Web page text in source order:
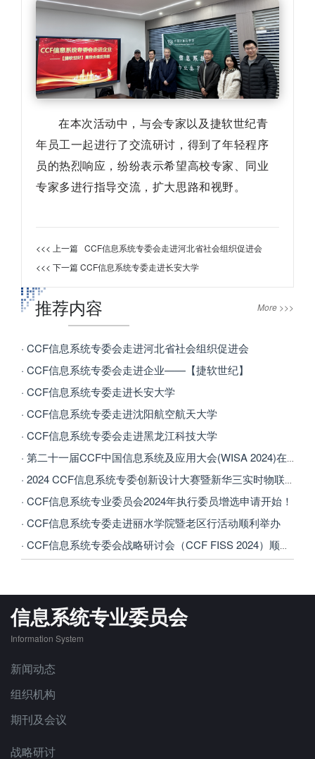
在本次活动中，与会专家以及捷软世纪青
年员工一起进行了交流研讨，得到了年轻程序
员的热烈响应，纷纷表示希望高校专家、同业
专家多进行指导交流，扩大思路和视野。
<<< 上一篇 CCF信息系统专委会走进河北省社会组织促进会
<<< 下一篇CCF信息系统专委走进长安大学
推荐内容 More >>>
· CCF信息系统专委会走进河北省社会组织促进会
· CCF信息系统专委会走进企业——【捷软世纪】
· CCF信息系统专委走进长安大学
· CCF信息系统专委走进沈阳航空航天大学
· CCF信息系统专委会走进黑龙江科技大学
· 第二十一届CCF中国信息系统及应用大会(WISA 2024)在银川成功举办
· 2024 CCF信息系统专委创新设计大赛暨新华三实时物联网攻击检测算法竞赛
· CCF信息系统专业委员会2024年执行委员增选申请开始！
· CCF信息系统专委走进丽水学院暨老区行活动顺利举办
· CCF信息系统专委会战略研讨会（CCF FISS 2024）顺利召开
信息系统专业委员会
Information System
新闻动态
组织机构
期刊及会议
战略研讨